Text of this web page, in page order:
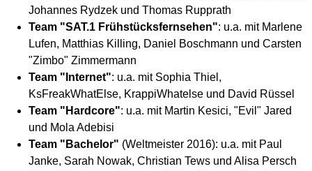
Johannes Rydzek und Thomas Rupprath
Team "SAT.1 Frühstücksfernsehen": u.a. mit Marlene
Lufen, Matthias Killing, Daniel Boschmann und Carsten
"Zimbo" Zimmermann
Team "Internet": u.a. mit Sophia Thiel,
KsFreakWhatElse, KrappiWhatelse und David Rüssel
Team "Hardcore": u.a. mit Martin Kesici, "Evil" Jared
und Mola Adebisi
Team "Bachelor" (Weltmeister 2016): u.a. mit Paul
Janke, Sarah Nowak, Christian Tews und Alisa Persch